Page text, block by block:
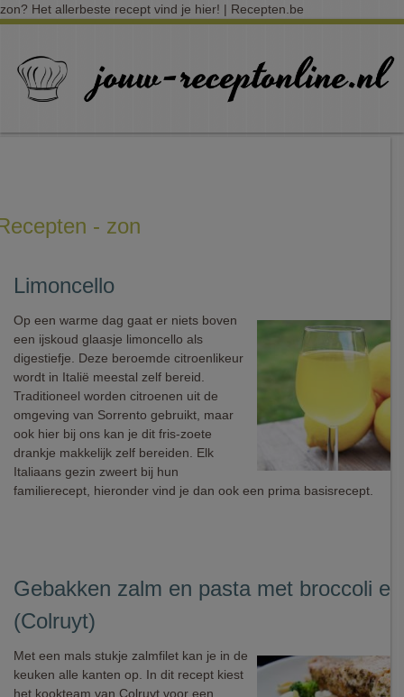
zon? Het allerbeste recept vind je hier! | Recepten.be
- zon
Limoncello
Op een warme dag gaat er niets boven
een ijskoud glaasje limoncello als
digestiefje. Deze beroemde citroenlikeur
wordt in Italië meestal zelf bereid.
Traditioneel worden citroenen uit de
omgeving van Sorrento gebruikt, maar
ook hier bij ons kan je dit fris-zoete
drankje makkelijk zelf bereiden. Elk
Italiaans gezin zweert bij hun
familierecept, hieronder vind je dan ook een prima basisrecept.
Gebakken zalm en pasta met broccoli
(Colruyt)
Met een mals stukje zalmfilet kan je in de
keuken alle kanten op. In dit recept kiest
het kookteam van Colruyt voor een